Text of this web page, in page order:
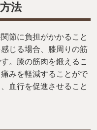
法
節に負担がかかること
じる場合、膝周りの筋
。膝の筋肉を鍛えるこ
みを軽減することがで
血行を促進させること